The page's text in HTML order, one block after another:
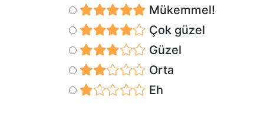
Mükemmel!
Çok güzel
Güzel
Orta
Eh